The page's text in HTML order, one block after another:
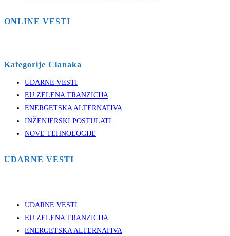
ONLINE VESTI
Kategorije Clanaka
UDARNE VESTI
EU ZELENA TRANZICIJA
ENERGETSKA ALTERNATIVA
INŽENJERSKI POSTULATI
NOVE TEHNOLOGIJE
UDARNE VESTI
UDARNE VESTI
EU ZELENA TRANZICIJA
ENERGETSKA ALTERNATIVA